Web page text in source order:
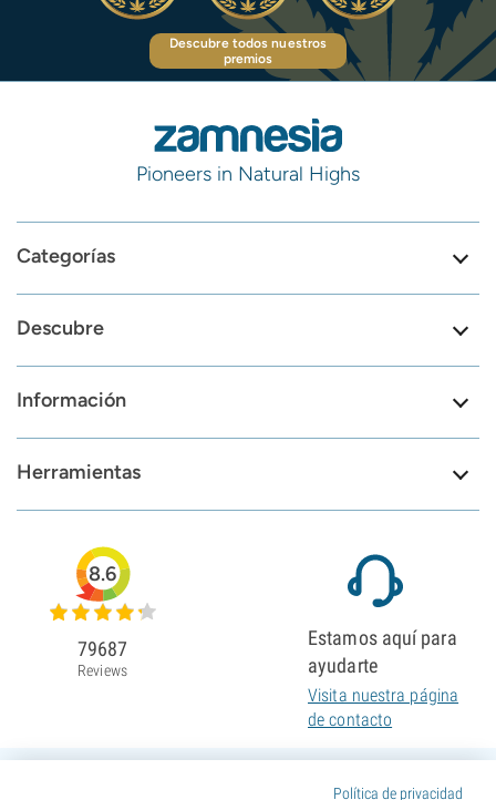
Descubre todos nuestros
premios
Pioneers in Natural Highs
Categorías
Descubre
Información
Herramientas
Política de privacidad
8.6
79687
Reviews
Estamos aquí para
ayudarte
Visita nuestra página
de contacto